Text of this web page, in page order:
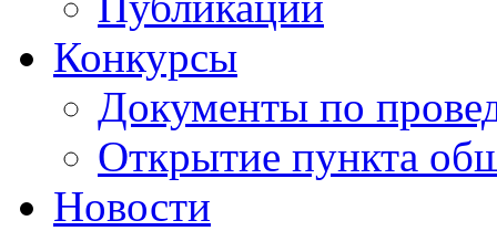
Конкурсы
Документы по
Открытие пункта
Новости